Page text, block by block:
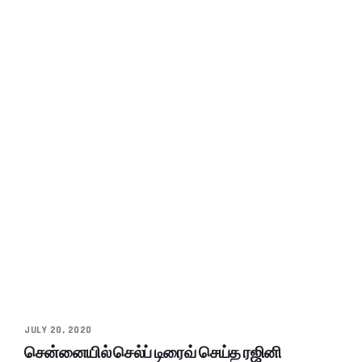
JULY 20, 2020
சென்னையில் செல்ப் டிரைவ் செய்த ரஜினி